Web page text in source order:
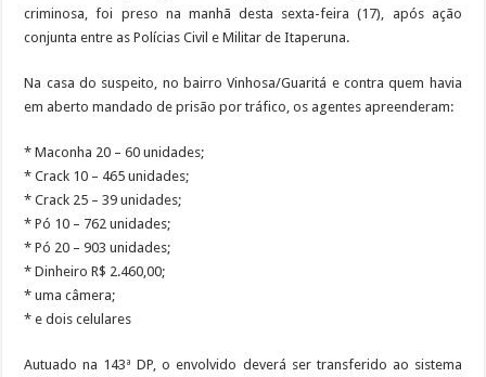
criminosa, foi preso na manhã desta sexta-feira (17), após ação
conjunta entre as Polícias Civil e Militar de Itaperuna.
Na casa do suspeito, no bairro Vinhosa/Guaritá e contra quem havia
em aberto mandado de prisão por tráfico, os agentes apreenderam:
* Maconha 20 – 60 unidades;
* Crack 10 – 465 unidades;
* Crack 25 – 39 unidades;
* Pó 10 – 762 unidades;
* Pó 20 – 903 unidades;
* Dinheiro R$ 2.460,00;
* uma câmera;
* e dois celulares
Autuado na 143ª DP, o envolvido deverá ser transferido ao sistema